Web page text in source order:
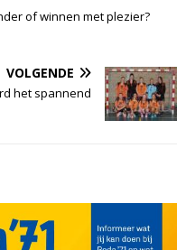
of winnen met plezier?
VOLGENDE
het spannend